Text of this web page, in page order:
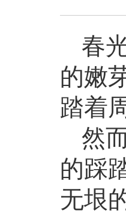
春
的嫩
踏着
然
的踩
无垠